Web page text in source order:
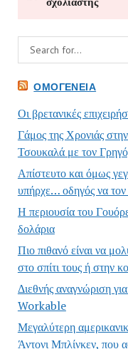
ΟΜΟΓΈΝΕΙΑ
Οι βρετανικές
Γάμος της Χρονιάς
Τσουκαλά με τον
Απίστευτο και όμως
υπήρχε… οδηγός να τον
Η περιουσία του
δολάρια
Πιο πιθανό είναι να
στο σπίτι τους ή στην
Διεθνής αναγνώριση
Workable
Μεγαλύτερη
Άντονι Μπλίνκεν, που